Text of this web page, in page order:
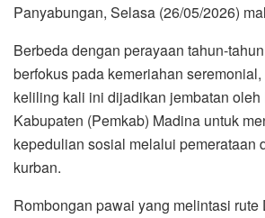
Panyabungan, Selasa (26/05/2026)
Berbeda dengan perayaan tahun-
berfokus pada kemeriahan
keliling kali ini dijadikan jembatan oleh
Kabupaten (Pemkab) Madina untuk
kepedulian sosial melalui pemerataan
kurban.
Rombongan pawai yang melintasi rute